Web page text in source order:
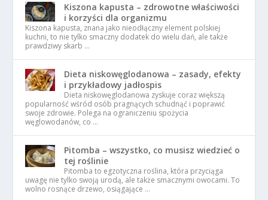
Kiszona kapusta – zdrowotne właściwości
i korzyści dla organizmu
Kiszona kapusta, znana jako nieodłączny element polskiej
kuchni, to nie tylko smaczny dodatek do wielu dań, ale także
prawdziwy skarb …
Dieta niskowęglodanowa – zasady, efekty
i przykładowy jadłospis
Dieta niskowęglodanowa zyskuje coraz większą
popularność wśród osób pragnących schudnąć i poprawić
swoje zdrowie. Polega na ograniczeniu spożycia
węglowodanów, co …
Pitomba – wszystko, co musisz wiedzieć o
tej roślinie
Pitomba to egzotyczna roślina, która przyciąga
uwagę nie tylko swoją urodą, ale także smacznymi owocami. To
wolno rosnące drzewo, osiągające …